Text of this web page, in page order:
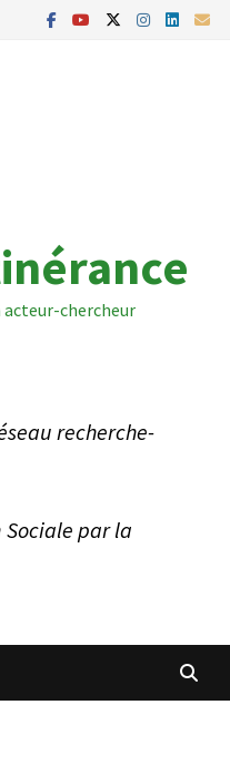
acteur-chercheur
recherche-
par la